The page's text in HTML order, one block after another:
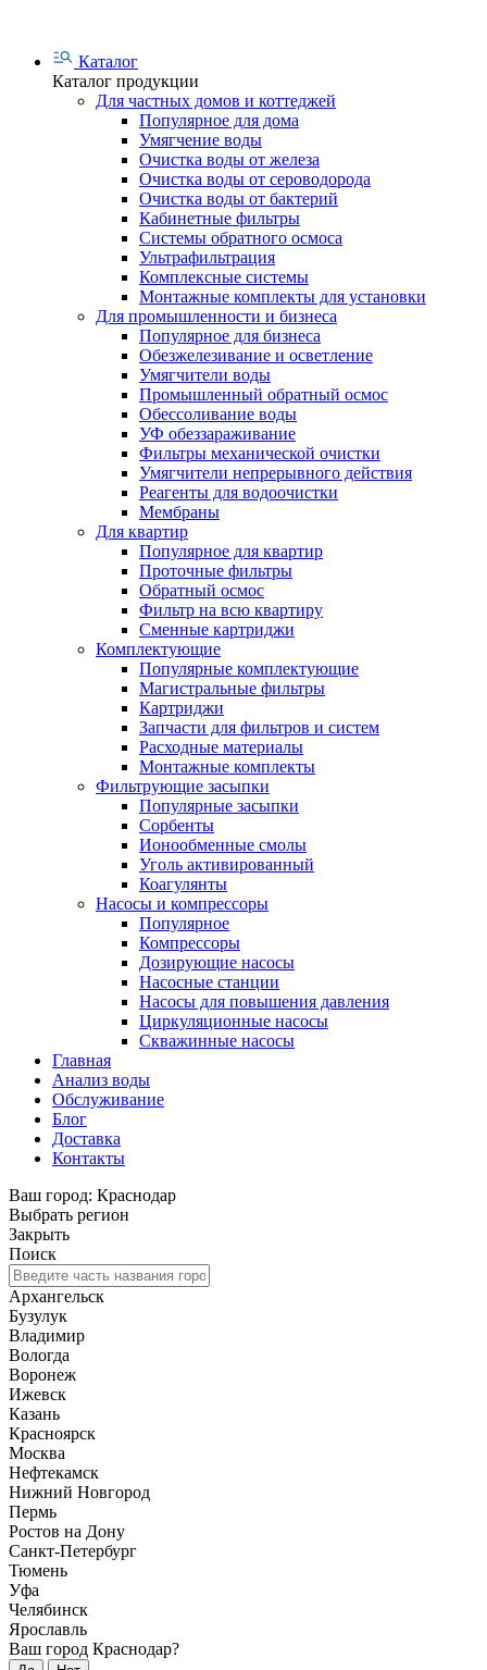
Каталог
Каталог продукции
Для частных домов и коттеджей
Популярное для дома
Умягчение воды
Очистка воды от железа
Очистка воды от сероводорода
Очистка воды от бактерий
Кабинетные фильтры
Системы обратного осмоса
Ультрафильтрация
Комплексные системы
Монтажные комплекты для установки
Для промышленности и бизнеса
Популярное для бизнеса
Обезжелезивание и осветление
Умягчители воды
Промышленный обратный осмос
Обессоливание воды
УФ обеззараживание
Фильтры механической очистки
Умягчители непрерывного действия
Реагенты для водоочистки
Мембраны
Для квартир
Популярное для квартир
Проточные фильтры
Обратный осмос
Фильтр на всю квартиру
Сменные картриджи
Комплектующие
Популярные комплектующие
Магистральные фильтры
Картриджи
Запчасти для фильтров и систем
Расходные материалы
Монтажные комплекты
Фильтрующие засыпки
Популярные засыпки
Сорбенты
Ионообменные смолы
Уголь активированный
Коагулянты
Насосы и компрессоры
Популярное
Компрессоры
Дозирующие насосы
Насосные станции
Насосы для повышения давления
Циркуляционные насосы
Скважинные насосы
Главная
Анализ воды
Обслуживание
Блог
Доставка
Контакты
Ваш город: Краснодар
Выбрать регион
Закрыть
Поиск
Архангельск
Бузулук
Владимир
Вологда
Воронеж
Ижевск
Казань
Красноярск
Москва
Нефтекамск
Нижний Новгород
Пермь
Ростов на Дону
Санкт-Петербург
Тюмень
Уфа
Челябинск
Ярославль
Ваш город Краснодар?